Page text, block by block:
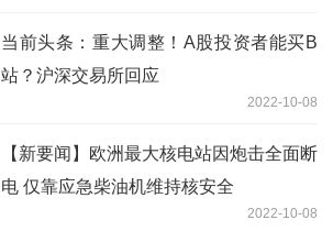
当前头条：重大调整！A股投资者能买B
站？沪深交易所回应
2022-10-08
【新要闻】欧洲最大核电站因炮击全面断
电 仅靠应急柴油机维持核安全
2022-10-08